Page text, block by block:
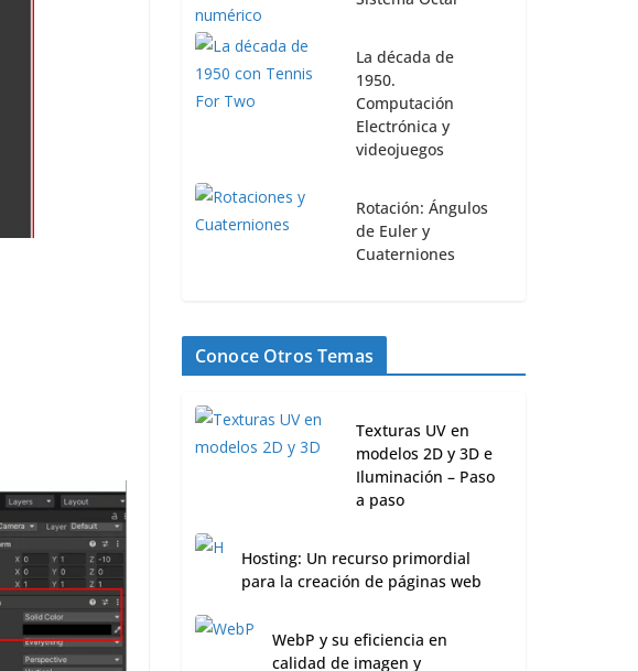
La década de
1950.
Computación
Electrónica y
videojuegos
Rotación: Ángulos
de Euler y
Cuaterniones
Conoce Otros Temas
Texturas UV en
modelos 2D y 3D e
Iluminación – Paso
a paso
Hosting: Un recurso primordial
para la creación de páginas web
WebP y su eficiencia en
calidad de imagen y